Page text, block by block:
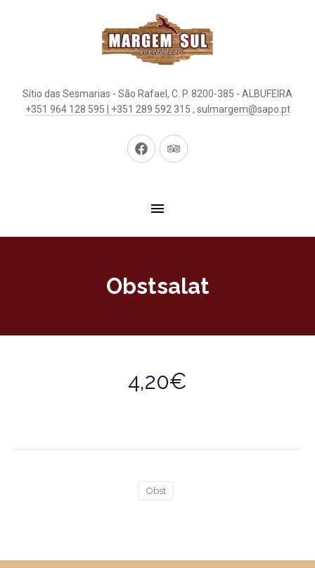
Sítio das Sesmarias - São Rafael, C. P. 8200-385 - ALBUFEIRA
+351 964 128 595 | +351 289 592 315 , sulmargem@sapo.pt
Neues Neues
Obstsalat
4,20€
Obst